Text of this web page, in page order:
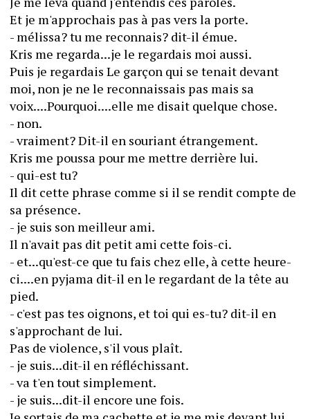
Et je m'approchais pas à pas vers la porte.
- mélissa? tu me reconnais? dit-il émue.
Kris me regarda...je le regardais moi aussi.
Puis je regardais Le garçon qui se tenait devant
moi, non je ne le reconnaissais pas mais sa
voix....Pourquoi....elle me disait quelque chose.
- non.
- vraiment? Dit-il en souriant étrangement.
Kris me poussa pour me mettre derrière lui.
- qui-est tu?
Il dit cette phrase comme si il se rendit compte de
sa présence.
- je suis son meilleur ami.
Il n'avait pas dit petit ami cette fois-ci.
- et...qu'est-ce que tu fais chez elle, à cette heure-
ci....en pyjama dit-il en le regardant de la tête au
pied.
- c'est pas tes oignons, et toi qui es-tu? dit-il en
s'approchant de lui.
Pas de violence, s'il vous plaît.
- je suis...dit-il en réfléchissant.
- va t'en tout simplement.
- je suis...dit-il encore une fois.